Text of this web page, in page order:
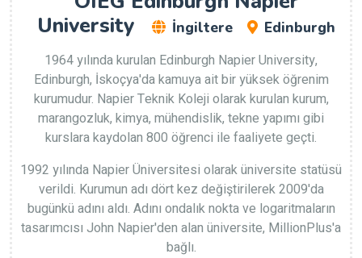
University
İngiltere
Edinburgh
1964 yılında kurulan Edinburgh Napier University,
Edinburgh, İskoçya'da kamuya ait bir yüksek öğrenim
kurumudur. Napier Teknik Koleji olarak kurulan kurum,
marangozluk, kimya, mühendislik, tekne yapımı gibi
kurslara kaydolan 800 öğrenci ile faaliyete geçti.
1992 yılında Napier Üniversitesi olarak üniversite statüsü
verildi. Kurumun adı dört kez değiştirilerek 2009'da
bugünkü adını aldı. Adını ondalık nokta ve logaritmaların
tasarımcısı John Napier'den alan üniversite, MillionPlus'a
bağlı.